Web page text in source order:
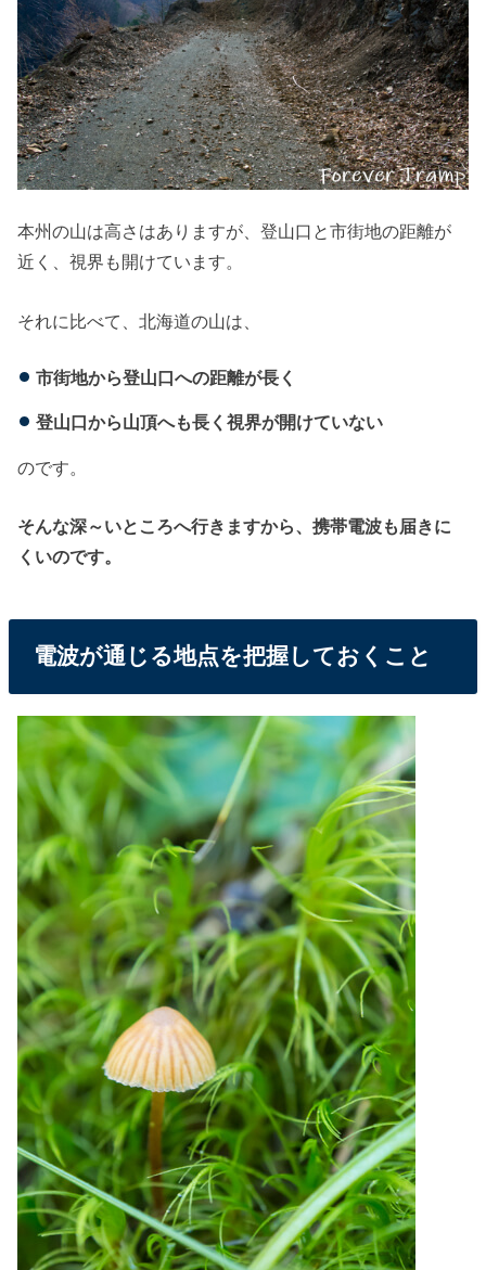
本州の山は高さはありますが、登山口と市街地の距離が
近く、視界も開けています。
それに比べて、北海道の山は、
市街地から登山口への距離が長く
登山口から山頂へも長く視界が開けていない
のです。
そんな深～いところへ行きますから、携帯電波も届きに
くいのです。
電波が通じる地点を把握しておくこと